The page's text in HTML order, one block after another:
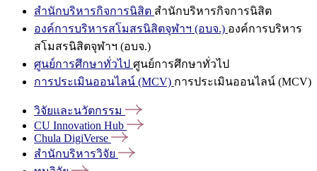
สำนักบริหารกิจการนิสิต สำนักบริหารกิจการนิสิต
องค์การบริหารสโมสรนิสิตจุฬาฯ (อบจ.) องค์การบริหาร
สโมสรนิสิตจุฬาฯ (อบจ.)
ศูนย์การศึกษาทั่วไป ศูนย์การศึกษาทั่วไป
การประเมินออนไลน์ (MCV) การประเมินออนไลน์ (MCV)
วิจัยและนวัตกรรม
CU Innovation Hub
Chula DigiVerse
สำนักบริหารวิจัย